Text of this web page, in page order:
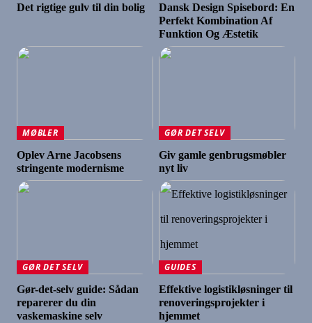
Det rigtige gulv til din bolig
Dansk Design Spisebord: En
Perfekt Kombination Af
Funktion Og Æstetik
MØBLER
Oplev Arne Jacobsens
stringente modernisme
GØR DET SELV
Giv gamle genbrugsmøbler
nyt liv
GØR DET SELV
Gør-det-selv guide: Sådan
reparerer du din
vaskemaskine selv
GUIDES
Effektive logistikløsninger til
renoveringsprojekter i
hjemmet